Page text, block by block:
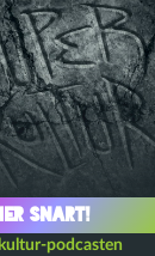
snart!
podcasten